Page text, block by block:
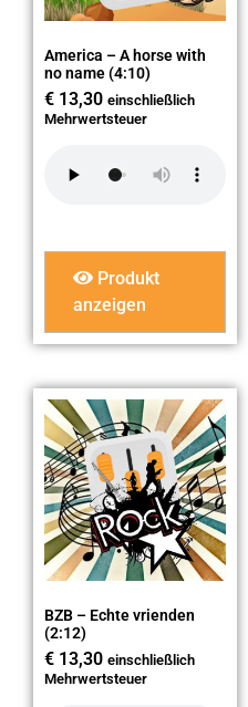
America – A horse with
no name (4:10)
€ 13,30 einschließlich
Mehrwertsteuer
Produkt
anzeigen
BZB – Echte vrienden
(2:12)
€ 13,30 einschließlich
Mehrwertsteuer